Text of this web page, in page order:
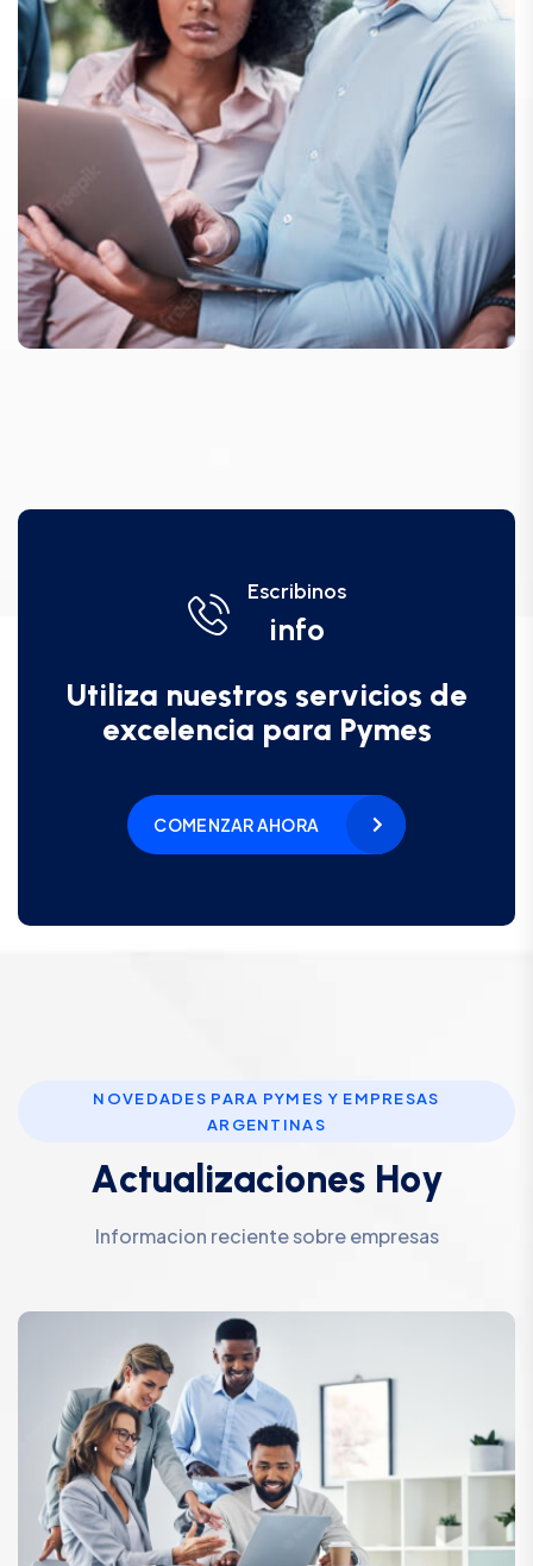
Escribinos
info
Utiliza nuestros servicios de
excelencia para Pymes
COMENZAR AHORA
NOVEDADES PARA PYMES Y EMPRESAS
ARGENTINAS
Actua izaciones Hoy
Informacion reciente sobre empresas